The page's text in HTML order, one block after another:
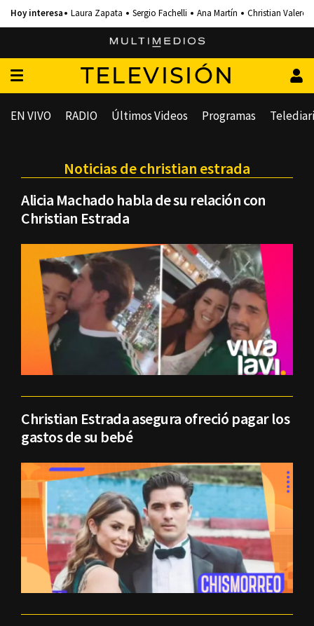
Laura Zapata Sergio Fachelli Ana Martín Christian Valero
TELEVISIÓN
EN VIVO RADIO Últimos Videos Programas
Noticias de christian estrada
Alicia Machado habla de su relación con
Christian Estrada
Christian Estrada asegura ofreció pagar los
gastos de su bebé